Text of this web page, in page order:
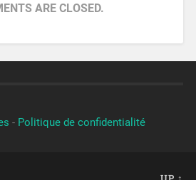
ARE CLOSED.
- Politique de confidentialité